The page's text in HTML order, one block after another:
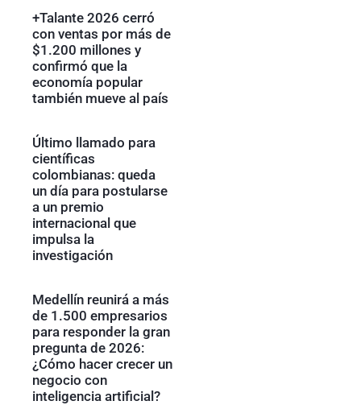
+Talante 2026 cerró
con ventas por más de
$1.200 millones y
confirmó que la
economía popular
también mueve al país
Último llamado para
científicas
colombianas: queda
un día para postularse
a un premio
internacional que
impulsa la
investigación
Medellín reunirá a más
de 1.500 empresarios
para responder la gran
pregunta de 2026:
¿Cómo hacer crecer un
negocio con
inteligencia artificial?